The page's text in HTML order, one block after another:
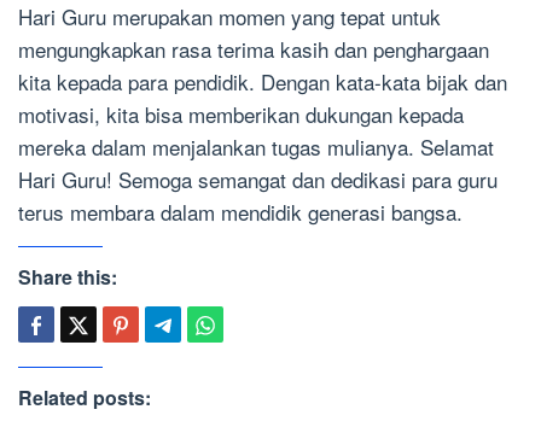
Hari Guru merupakan momen yang tepat untuk
mengungkapkan rasa terima kasih dan penghargaan
kita kepada para pendidik. Dengan kata-kata bijak dan
motivasi, kita bisa memberikan dukungan kepada
mereka dalam menjalankan tugas mulianya. Selamat
Hari Guru! Semoga semangat dan dedikasi para guru
terus membara dalam mendidik generasi bangsa.
Share this:
Related posts: